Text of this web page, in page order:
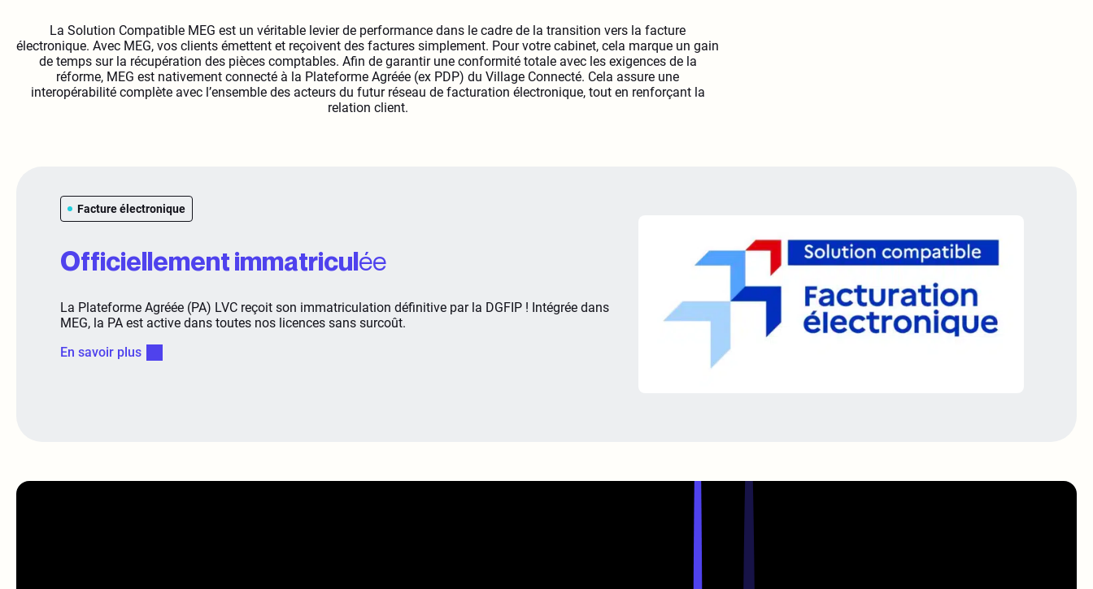
La Solution Compatible MEG est un véritable levier de performance dans le cadre de la transition vers la facture
électronique. Avec MEG, vos clients émettent et reçoivent des factures simplement. Pour votre cabinet, cela marque un gain
de temps sur la récupération des pièces comptables. Afin de garantir une conformité totale avec les exigences de la
réforme, MEG est nativement connecté à la Plateforme Agréée (ex PDP) du Village Connecté. Cela assure une
interopérabilité complète avec l’ensemble des acteurs du futur réseau de facturation électronique, tout en renforçant la
relation client.
Facture électronique
Officiellement immatriculée
La Plateforme Agréée (PA) LVC reçoit son immatriculation définitive par la DGFIP ! Intégrée dans
MEG, la PA est active dans toutes nos licences sans surcoût.
En savoir plus